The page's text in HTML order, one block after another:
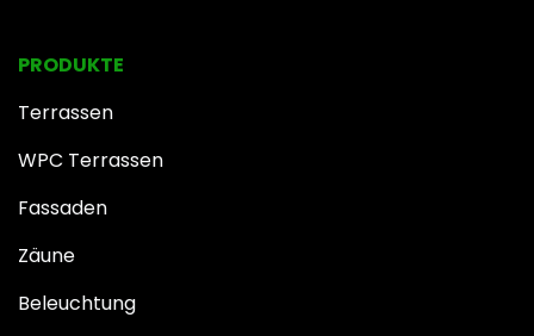
PRODUKTE
Terrassen
WPC Terrassen
Fassaden
Zäune
Beleuchtung